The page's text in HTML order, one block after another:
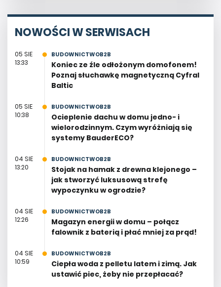
NOWOŚCI W SERWISACH
05 SIE
13:33
BUDOWNICTWOB2B
Koniec ze źle odłożonym domofonem!
Poznaj słuchawkę magnetyczną Cyfral
Baltic
05 SIE
10:38
BUDOWNICTWOB2B
Ocieplenie dachu w domu jedno- i
wielorodzinnym. Czym wyróżniają się
systemy BauderECO?
04 SIE
13:20
BUDOWNICTWOB2B
Stojak na hamak z drewna klejonego –
jak stworzyć luksusową strefę
wypoczynku w ogrodzie?
04 SIE
12:26
BUDOWNICTWOB2B
Magazyn energii w domu – połącz
falownik z baterią i płać mniej za prąd!
04 SIE
10:59
BUDOWNICTWOB2B
Ciepła woda z pelletu latem i zimą. Jak
ustawić piec, żeby nie przepłacać?